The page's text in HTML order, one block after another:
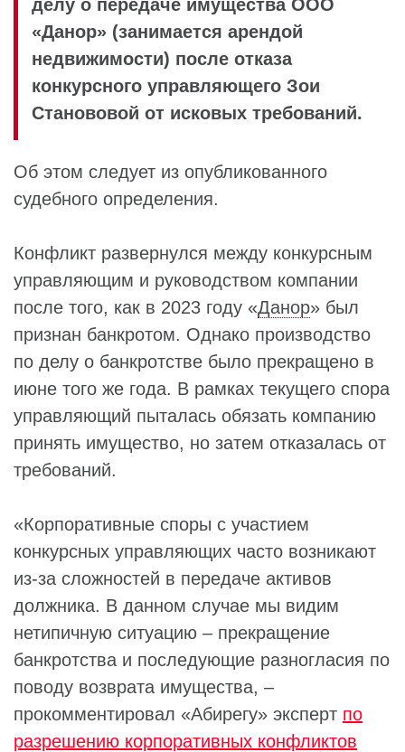
делу о передаче имущества ООО
«Данор» (занимается арендой
недвижимости) после отказа
конкурсного управляющего Зои
Станововой от исковых требований.
Об этом следует из опубликованного
судебного определения.
Конфликт развернулся между конкурсным
управляющим и руководством компании
после того, как в 2023 году «Данор» был
признан банкротом. Однако производство
по делу о банкротстве было прекращено в
июне того же года. В рамках текущего спора
управляющий пыталась обязать компанию
принять имущество, но затем отказалась от
требований.
«Корпоративные споры с участием
конкурсных управляющих часто возникают
из-за сложностей в передаче активов
должника. В данном случае мы видим
нетипичную ситуацию – прекращение
банкротства и последующие разногласия по
поводу возврата имущества, –
прокомментировал «Абирегу» эксперт по
разрешению корпоративных конфликтов